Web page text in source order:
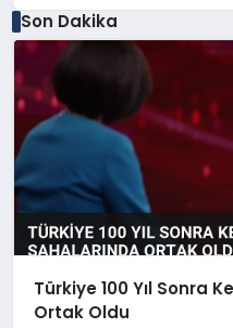
Son Dakika
Türkiye 100 Yıl Sonra
Ortak Oldu